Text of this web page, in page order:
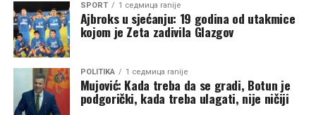
SPORT 1 седмица ranije
Ajbroks u sjećanju: 19 godina od utakmice
kojom je Zeta zadivila Glazgov
POLITIKA 1 седмица ranije
Mujović: Kada treba da se gradi, Botun je
podgorički, kada treba ulagati, nije ničiji